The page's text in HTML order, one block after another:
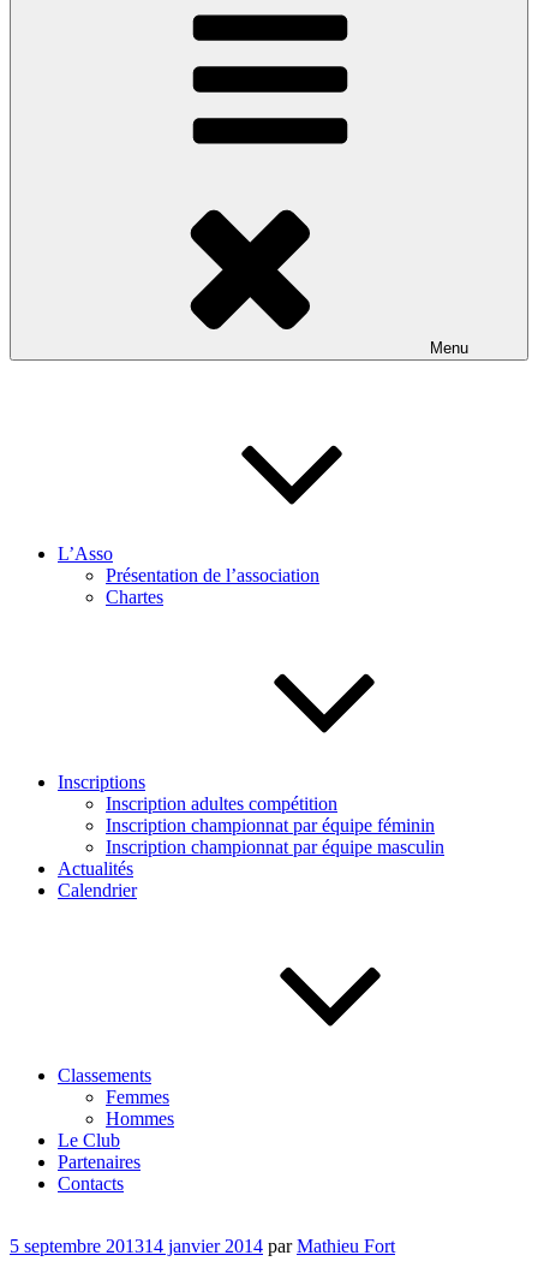
Menu
L’Asso
Présentation de l’association
Chartes
Inscriptions
Inscription adultes compétition
Inscription championnat par équipe féminin
Inscription championnat par équipe masculin
Actualités
Calendrier
Classements
Femmes
Hommes
Le Club
Partenaires
Contacts
Publié
5 septembre 201314 janvier 2014 parMathieu Fort